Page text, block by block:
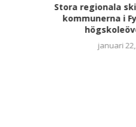
Stora regionala
kommunerna i
januari